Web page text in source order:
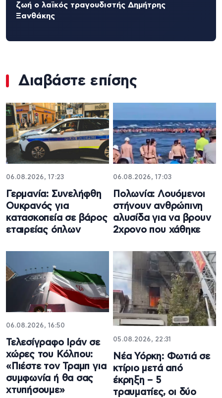
ζωή ο λαϊκός τραγουδιστής Δημήτρης
Ξανθάκης
Διαβάστε επίσης
06.08.2026, 17:23
Γερμανία: Συνελήφθη
Ουκρανός για
κατασκοπεία σε βάρος
εταιρείας όπλων
06.08.2026, 17:03
Πολωνία: Λουόμενοι
στήνουν ανθρώπινη
αλυσίδα για να βρουν
2χρονο που χάθηκε
06.08.2026, 16:50
Τελεσίγραφο Ιράν σε
χώρες του Κόλπου:
«Πιέστε τον Τραμπ για
συμφωνία ή θα σας
χτυπήσουμε»
05.08.2026, 22:31
Νέα Υόρκη: Φωτιά σε
κτίριο μετά από
έκρηξη – 5
τραυματίες, οι δύο